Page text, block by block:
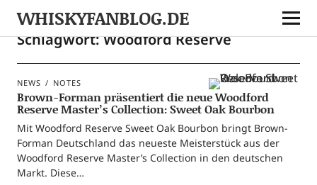
WHISKYFANBLOG.DE
Schlagwort:Woodford Reserve
NEWS NOTES
Brown-Forman präsentiert die neue Woodford
Reserve Master’s Collection: Sweet Oak Bourbon
Mit Wood­ford Reser­ve Sweet Oak Bour­bon bringt Brown-
For­­man Deutsch­land das neu­es­te Meis­ter­stück aus der
Wood­ford Reser­ve Master’s Coll­ec­tion in den deut­schen
Markt. Diese…